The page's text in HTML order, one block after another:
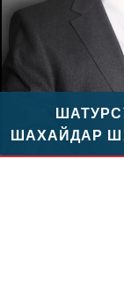
ШАХАЙДАР